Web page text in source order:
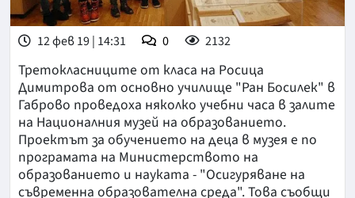
12 фев 19 | 14:31 0 2132
Третокласниците от класа на Росица
Димитрова от основно училище "Ран Босилек" в
Габрово проведоха няколко учебни часа в залите
на Националния музей на образованието.
Проектът за обучението на деца в музея е по
програмата на Министерството на
образованието и науката - "Осигуряване на
съвременна образователна среда". Това съобщи